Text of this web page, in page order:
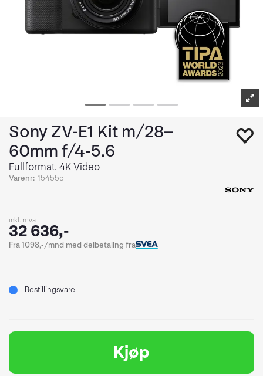
Sony ZV-E1 Kit m/28–
60mm f/4-5.6
Fullformat. 4K Video
Varenr: 154555
inkl. mva
32 636,-
Fra 1098,-/mnd med delbetaling fra
Bestillingsvare
Kjøp